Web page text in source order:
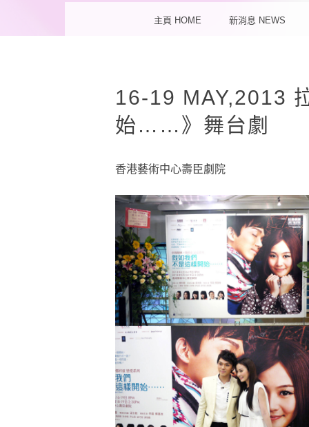
MENU
SKIP TO CONTENT
主頁 HOME 新消息 NEWS
16-19 MAY,2013
始……》舞台劇
香港藝術中心壽臣劇院